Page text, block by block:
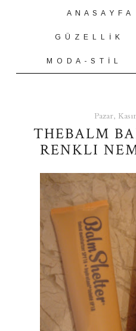
A N A S A Y F A
G Ü Z E L L İ K
M O D A - S T İ L
Pazar,
THEBALM
RENKLI